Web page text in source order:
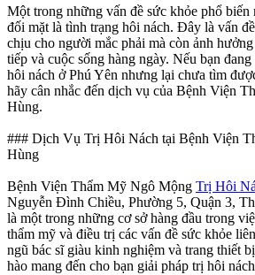
Một trong những vấn đề sức khỏe phổ biến
đối mặt là tình trạng hôi nách. Đây là vấn
chịu cho người mắc phải mà còn ảnh
tiếp và cuộc sống hàng ngày. Nếu bạn
hôi nách ở Phú Yên nhưng lại chưa tìm
hãy cân nhắc đến dịch vụ của Bệnh Viện
Hùng.
### Dịch Vụ Trị Hôi Nách tại Bệnh Viện
Hùng
Bệnh Viện Thẩm Mỹ Ngô Mộng Trị Hôi
Nguyễn Đình Chiều, Phường 5, Quận 3,
là một trong những cơ sở hàng đầu trong
thẩm mỹ và điều trị các vấn đề sức khỏe
ngũ bác sĩ giàu kinh nghiệm và trang thiết
hào mang đến cho bạn giải pháp trị hôi